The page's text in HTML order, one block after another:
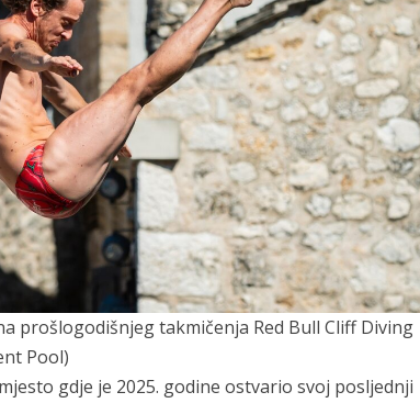
prošlogodišnjeg takmičenja Red Bull Cliff Diving
Pool)
gdje je 2025. godine ostvario svoj posljednji